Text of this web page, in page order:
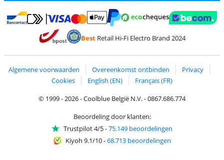
Betalen met Bancontact
Betalen met MasterCard en Visa via ClickToPay
BestRetail Hi-Fi Electro Brand 2024
Algemene voorwaarden Overeenkomst ontbinden
Privacy
Cookies
English (EN)
Français (FR)
© 1999 - 2026 - Coolblue België N.V. - 0867.686.774
Beoordeling door klanten:
Trustpilot 4/5-75.149 beoordelingen
Kiyoh 9.1/10-68.713 beoordelingen